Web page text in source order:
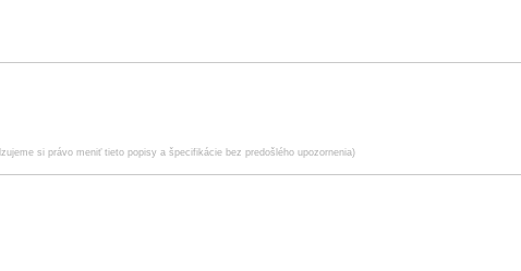
si právo meniť tieto popisy a špecifikácie bez predošlého upozornenia)